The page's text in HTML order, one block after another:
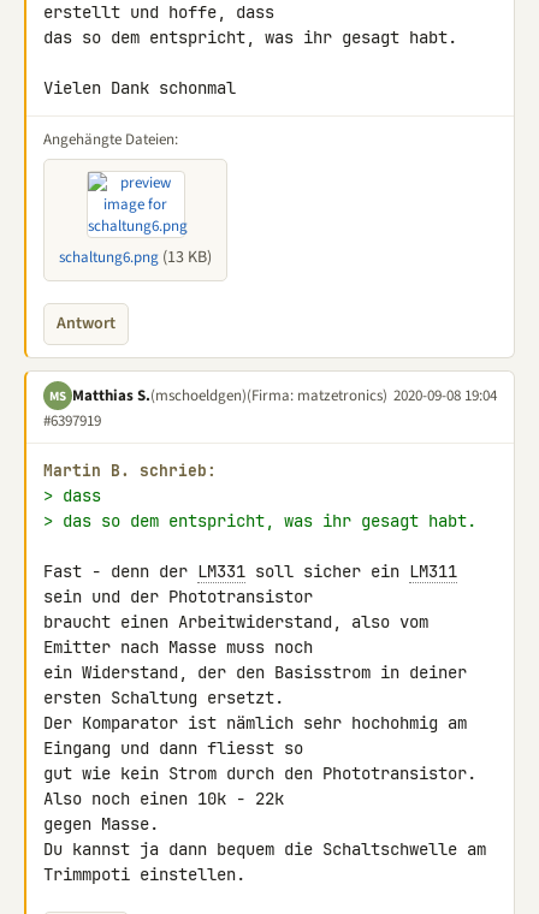
erstellt und hoffe, dass
das so dem entspricht, was ihr gesagt habt.
Vielen Dank schonmal
Angehängte Dateien:
schaltung6.png (13 KB)
Antwort
MS Matthias S.(mschoeldgen)(Firma: matzetronics) 2020-09-08 19:04
#6397919
Martin B. schrieb:
> dass
> das so dem entspricht, was ihr gesagt habt.
Fast - denn der LM331 soll sicher ein LM311
sein und der Phototransistor
braucht einen Arbeitwiderstand, also vom
Emitter nach Masse muss noch
ein Widerstand, der den Basisstrom in deiner
ersten Schaltung ersetzt.
Der Komparator ist nämlich sehr hochohmig am
Eingang und dann fliesst so
gut wie kein Strom durch den Phototransistor.
Also noch einen 10k - 22k
gegen Masse.
Du kannst ja dann bequem die Schaltschwelle am
Trimmpoti einstellen.